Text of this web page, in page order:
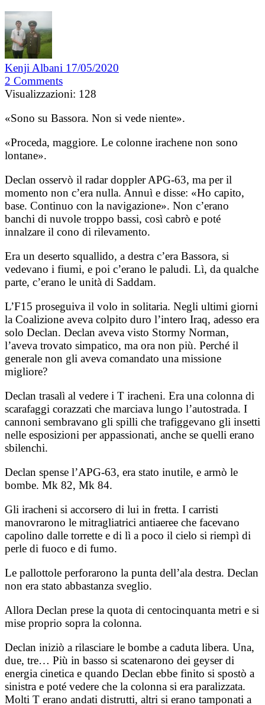
Kenji Albani 17/05/2020
2 Comments
Visualizzazioni: 128
«Sono su Bassora. Non si vede niente».
«Proceda, maggiore. Le colonne irachene non sono
lontane».
Declan osservò il radar doppler APG-63, ma per il
momento non c’era nulla. Annuì e disse: «Ho capito,
base. Continuo con la navigazione». Non c’erano
banchi di nuvole troppo bassi, così cabrò e poté
innalzare il cono di rilevamento.
Era un deserto squallido, a destra c’era Bassora, si
vedevano i fiumi, e poi c’erano le paludi. Lì, da qualche
parte, c’erano le unità di Saddam.
L’F15 proseguiva il volo in solitaria. Negli ultimi giorni
la Coalizione aveva colpito duro l’intero Iraq, adesso era
solo Declan. Declan aveva visto Stormy Norman,
l’aveva trovato simpatico, ma ora non più. Perché il
generale non gli aveva comandato una missione
migliore?
Declan trasalì al vedere i T iracheni. Era una colonna di
scarafaggi corazzati che marciava lungo l’autostrada. I
cannoni sembravano gli spilli che trafiggevano gli insetti
nelle esposizioni per appassionati, anche se quelli erano
sbilenchi.
Declan spense l’APG-63, era stato inutile, e armò le
bombe. Mk 82, Mk 84.
Gli iracheni si accorsero di lui in fretta. I carristi
manovrarono le mitragliatrici antiaeree che facevano
capolino dalle torrette e di lì a poco il cielo si riempì di
perle di fuoco e di fumo.
Le pallottole perforarono la punta dell’ala destra. Declan
non era stato abbastanza sveglio.
Allora Declan prese la quota di centocinquanta metri e si
mise proprio sopra la colonna.
Declan iniziò a rilasciare le bombe a caduta libera. Una,
due, tre… Più in basso si scatenarono dei geyser di
energia cinetica e quando Declan ebbe finito si spostò a
sinistra e poté vedere che la colonna si era paralizzata.
Molti T erano andati distrutti, altri si erano tamponati a